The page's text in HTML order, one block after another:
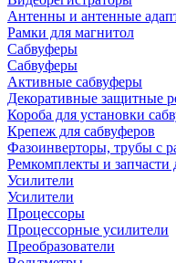
Антенны и антенные
Рамки для магнитол
Сабвуферы
Сабвуферы
Активные сабвуферы
Декоративные защитные
Короба для установки
Крепеж для сабвуферов
Фазоинверторы, трубы с
Ремкомплекты и запчасти
Усилители
Усилители
Процессоры
Процессорные усилители
Преобразователи